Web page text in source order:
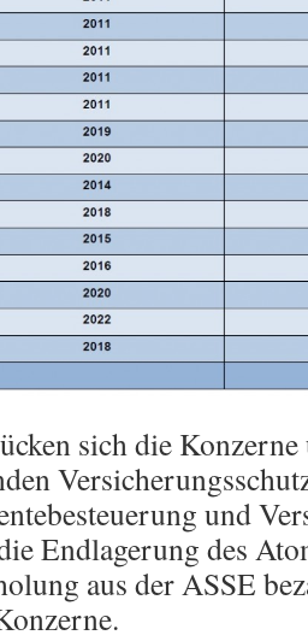
sich die
und
Endlagerung des
aus der ASSE